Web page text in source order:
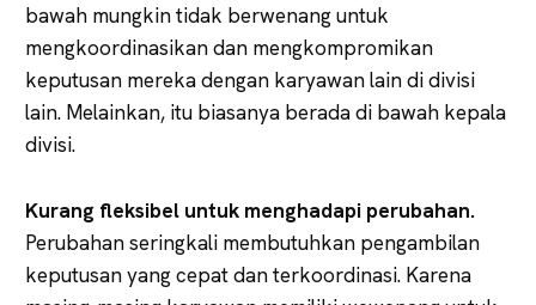
bawah mungkin tidak berwenang untuk
mengkoordinasikan dan mengkompromikan
keputusan mereka dengan karyawan lain di divisi
lain. Melainkan, itu biasanya berada di bawah kepala
divisi.
Kurang fleksibel untuk menghadapi perubahan.
Perubahan seringkali membutuhkan pengambilan
keputusan yang cepat dan terkoordinasi. Karena